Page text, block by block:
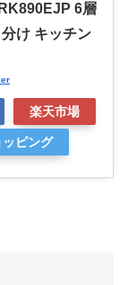
6層
分け キッチン
楽天市場
ピング